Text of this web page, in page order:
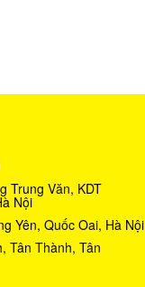
Trung Văn, KDT
Nội
Yên, Quốc Oai, Hà Nội
Tân Thành, Tân